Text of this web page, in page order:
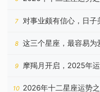
7
对事业颇有信心，日子
的星座
8 这三个星座，最容易为
9 摩羯月开启，2025年
10 2026年十二星座运势